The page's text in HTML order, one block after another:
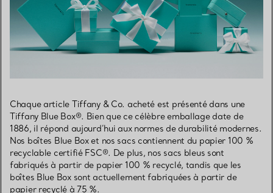
Chaque article Tiffany & Co. acheté est présenté dans une
Tiffany Blue Box®. Bien que ce célèbre emballage date de
1886, il répond aujourd’hui aux normes de durabilité modernes.
Nos boîtes Blue Box et nos sacs contiennent du papier 100 %
recyclable certifié FSC®. De plus, nos sacs bleus sont
fabriqués à partir de papier 100 % recyclé, tandis que les
boîtes Blue Box sont actuellement fabriquées à partir de
papier recyclé à 75 %.